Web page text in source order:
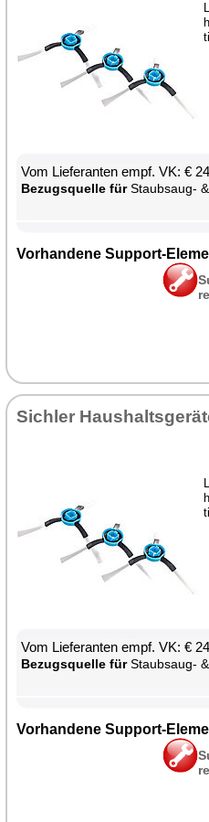
Vom Lie­fe­ran­ten empf. VK: €
Be­zugs­quel­le fürStaub­saug- &
Vor­han­de­ne Sup­port-
Sich­ler
Vom Lie­fe­ran­ten empf. VK: €
Be­zugs­quel­le fürStaub­saug- &
Vor­han­de­ne Sup­port-